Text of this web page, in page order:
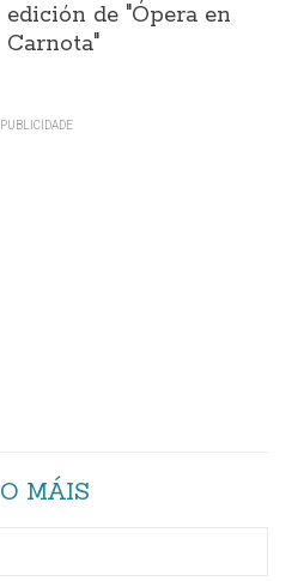
edición de "Ópera en
Carnota"
O MÁIS